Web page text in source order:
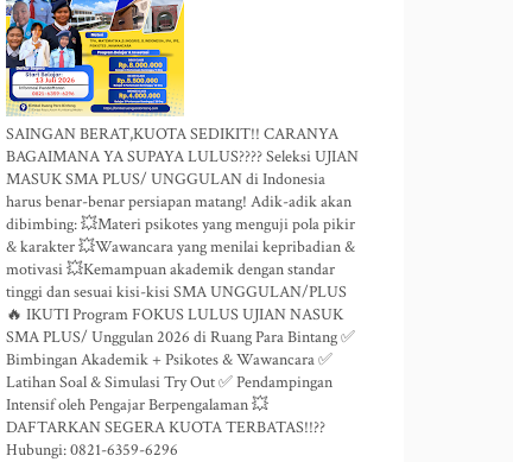
SAINGAN BERAT,KUOTA SEDIKIT!! CARANYA
BAGAIMANA YA SUPAYA LULUS???? Seleksi UJIAN
MASUK SMA PLUS/ UNGGULAN di Indonesia
harus benar-benar persiapan matang! Adik-adik akan
dibimbing: 💥Materi psikotes yang menguji pola pikir
& karakter 💥Wawancara yang menilai kepribadian &
motivasi 💥Kemampuan akademik dengan standar
tinggi dan sesuai kisi-kisi SMA UNGGULAN/PLUS
🔥 IKUTI Program FOKUS LULUS UJIAN NASUK
SMA PLUS/ Unggulan 2026 di Ruang Para Bintang ✅
Bimbingan Akademik + Psikotes & Wawancara ✅
Latihan Soal & Simulasi Try Out ✅ Pendampingan
Intensif oleh Pengajar Berpengalaman 💥
DAFTARKAN SEGERA KUOTA TERBATAS!!??
Hubungi: 0821-6359-6296